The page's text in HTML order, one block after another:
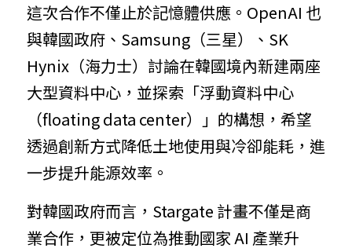
這次合作不僅止於記憶體供應。OpenAI 也
與韓國政府、Samsung（三星）、SK
Hynix（海力士）討論在韓國境內新建兩座
大型資料中心，並探索「浮動資料中心
（floating data center）」的構想，希望
透過創新方式降低土地使用與冷卻能耗，進
一步提升能源效率。
對韓國政府而言，Stargate 計畫不僅是商
業合作，更被定位為推動國家 AI 產業升